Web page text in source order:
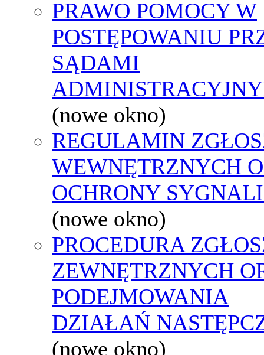
PRAWO POMOCY W
POSTĘPOWANIU
SĄDAMI
(nowe okno)
REGULAMIN
WEWNĘTRZNYCH
OCHRONY
(nowe okno)
PROCEDURA
ZEWNĘTRZNYCH
PODEJMOWANIA
DZIAŁAŃ
(nowe okno)